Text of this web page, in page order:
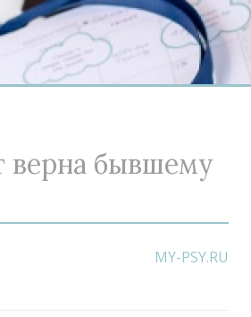
верна бывшему
MY-PSY.RU